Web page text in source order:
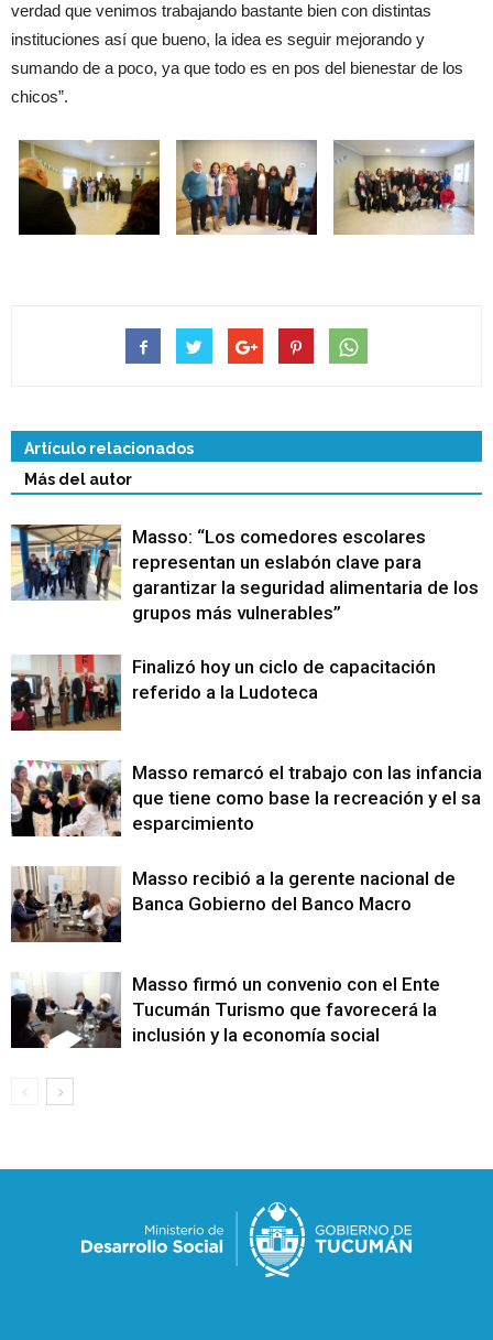
verdad que venimos trabajando bastante bien con distintas
instituciones así que bueno, la idea es seguir mejorando y
sumando de a poco, ya que todo es en pos del bienestar de los
chicos”.
Artículo relacionados
Más del autor
Masso: “Los comedores escolares
representan un eslabón clave para
garantizar la seguridad alimentaria de los
grupos más vulnerables”
Finalizó hoy un ciclo de capacitación
referido a la Ludoteca
Masso remarcó el trabajo con las infancias
que tiene como base la recreación y el
esparcimiento
Masso recibió a la gerente nacional de
Banca Gobierno del Banco Macro
Masso firmó un convenio con el Ente
Tucumán Turismo que favorecerá la
inclusión y la economía social